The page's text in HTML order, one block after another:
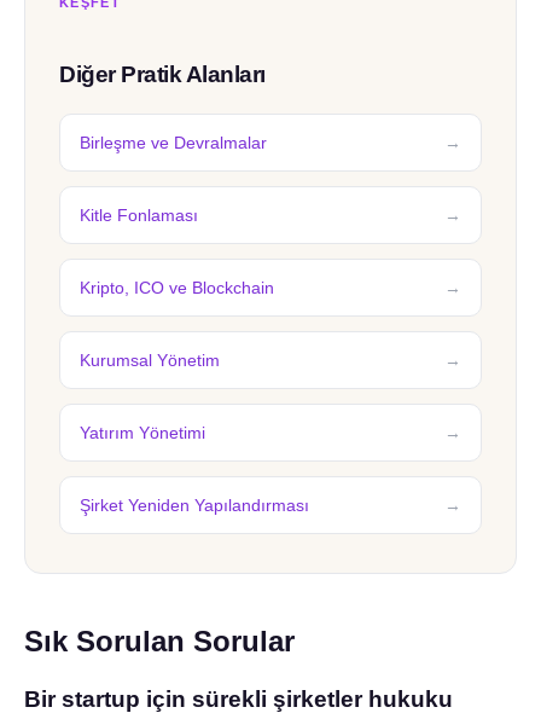
Diğer Pratik Alanları
Birleşme ve Devralmalar
Kitle Fonlaması
Kripto, ICO ve Blockchain
Kurumsal Yönetim
Yatırım Yönetimi
Şirket Yeniden Yapılandırması
Sık Sorulan Sorular
Bir startup için sürekli şirketler hukuku